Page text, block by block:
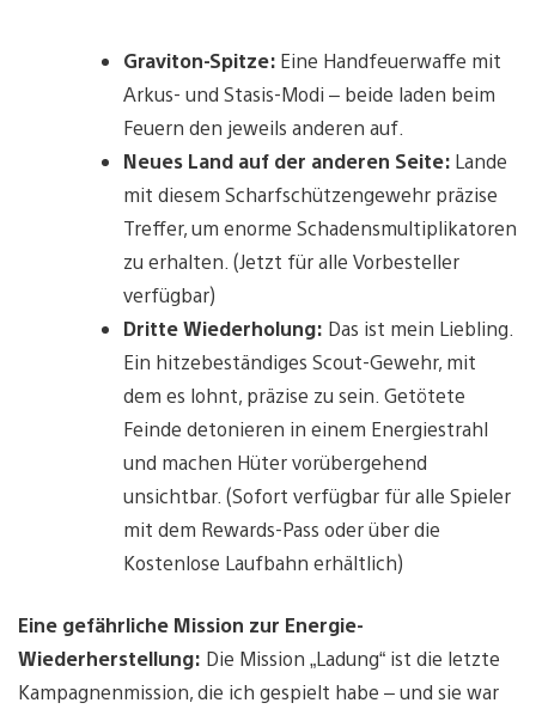
Graviton-Spitze: Eine Handfeuerwaffe mit
Arkus- und Stasis-Modi – beide laden beim
Feuern den jeweils anderen auf.
Neues Land auf der anderen Seite: Lande
mit diesem Scharfschützengewehr präzise
Treffer, um enorme Schadensmultiplikatoren
zu erhalten. (Jetzt für alle Vorbesteller
verfügbar)
Dritte Wiederholung: Das ist mein Liebling.
Ein hitzebeständiges Scout-Gewehr, mit
dem es lohnt, präzise zu sein. Getötete
Feinde detonieren in einem Energiestrahl
und machen Hüter vorübergehend
unsichtbar. (Sofort verfügbar für alle Spieler
mit dem Rewards-Pass oder über die
Kostenlose Laufbahn erhältlich)
Eine gefährliche Mission zur Energie-
Wiederherstellung: Die Mission „Ladung“ ist die letzte
Kampagnenmission, die ich gespielt habe – und sie war